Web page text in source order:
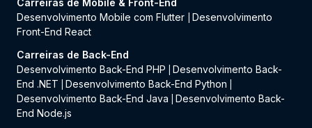
Carreiras de Mobile & Front-End
Desenvolvimento Mobile com Flutter
Desenvolvimento
Front-End React
Carreiras de Back-End
Desenvolvimento Back-End PHP
Desenvolvimento Back-
End .NET
Desenvolvimento Back-End Python
Desenvolvimento Back-End Java
Desenvolvimento Back-
End Node.js